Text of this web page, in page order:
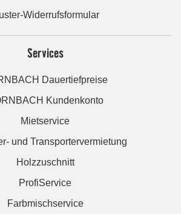
Widerrufsformular
Services
Dauertiefpreise
Kundenkonto
Mietservice
und Transportervermietung
Holzzuschnitt
ProfiService
Farbmischservice